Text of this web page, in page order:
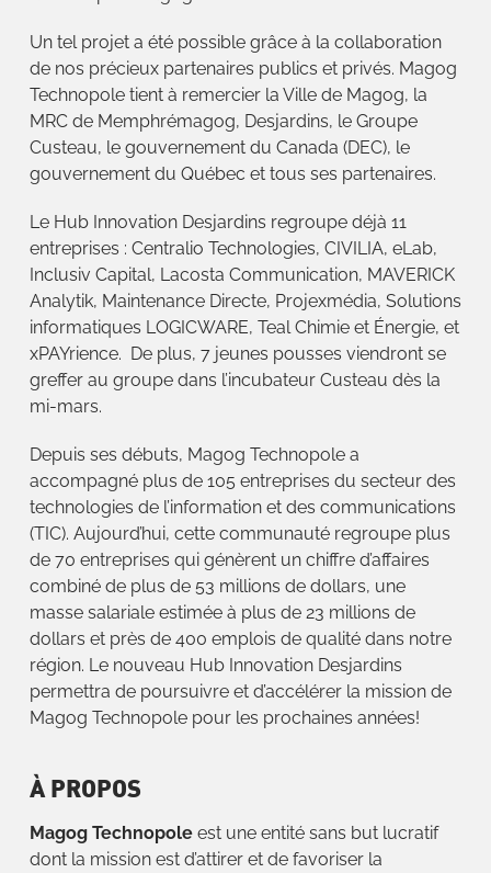
Un tel projet a été possible grâce à la collaboration
de nos précieux partenaires publics et privés. Magog
Technopole tient à remercier la Ville de Magog, la
MRC de Memphrémagog, Desjardins, le Groupe
Custeau, le gouvernement du Canada (DEC), le
gouvernement du Québec et tous ses partenaires.
Le Hub Innovation Desjardins regroupe déjà 11
entreprises : Centralio Technologies, CIVILIA, eLab,
Inclusiv Capital, Lacosta Communication, MAVERICK
Analytik, Maintenance Directe, Projexmédia, Solutions
informatiques LOGICWARE, Teal Chimie et Énergie, et
xPAYrience. De plus, 7 jeunes pousses viendront se
greffer au groupe dans l’incubateur Custeau dès la
mi-mars.
Depuis ses débuts, Magog Technopole a
accompagné plus de 105 entreprises du secteur des
technologies de l’information et des communications
(TIC). Aujourd’hui, cette communauté regroupe plus
de 70 entreprises qui génèrent un chiffre d’affaires
combiné de plus de 53 millions de dollars, une
masse salariale estimée à plus de 23 millions de
dollars et près de 400 emplois de qualité dans notre
région. Le nouveau Hub Innovation Desjardins
permettra de poursuivre et d’accélérer la mission de
Magog Technopole pour les prochaines années!
À PROPOS
Magog Technopoleest une entité sans but lucratif
dont la mission est d’attirer et de favoriser la